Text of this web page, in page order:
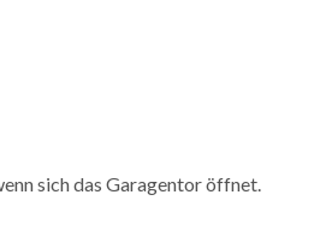
sich das Garagentor öffnet.